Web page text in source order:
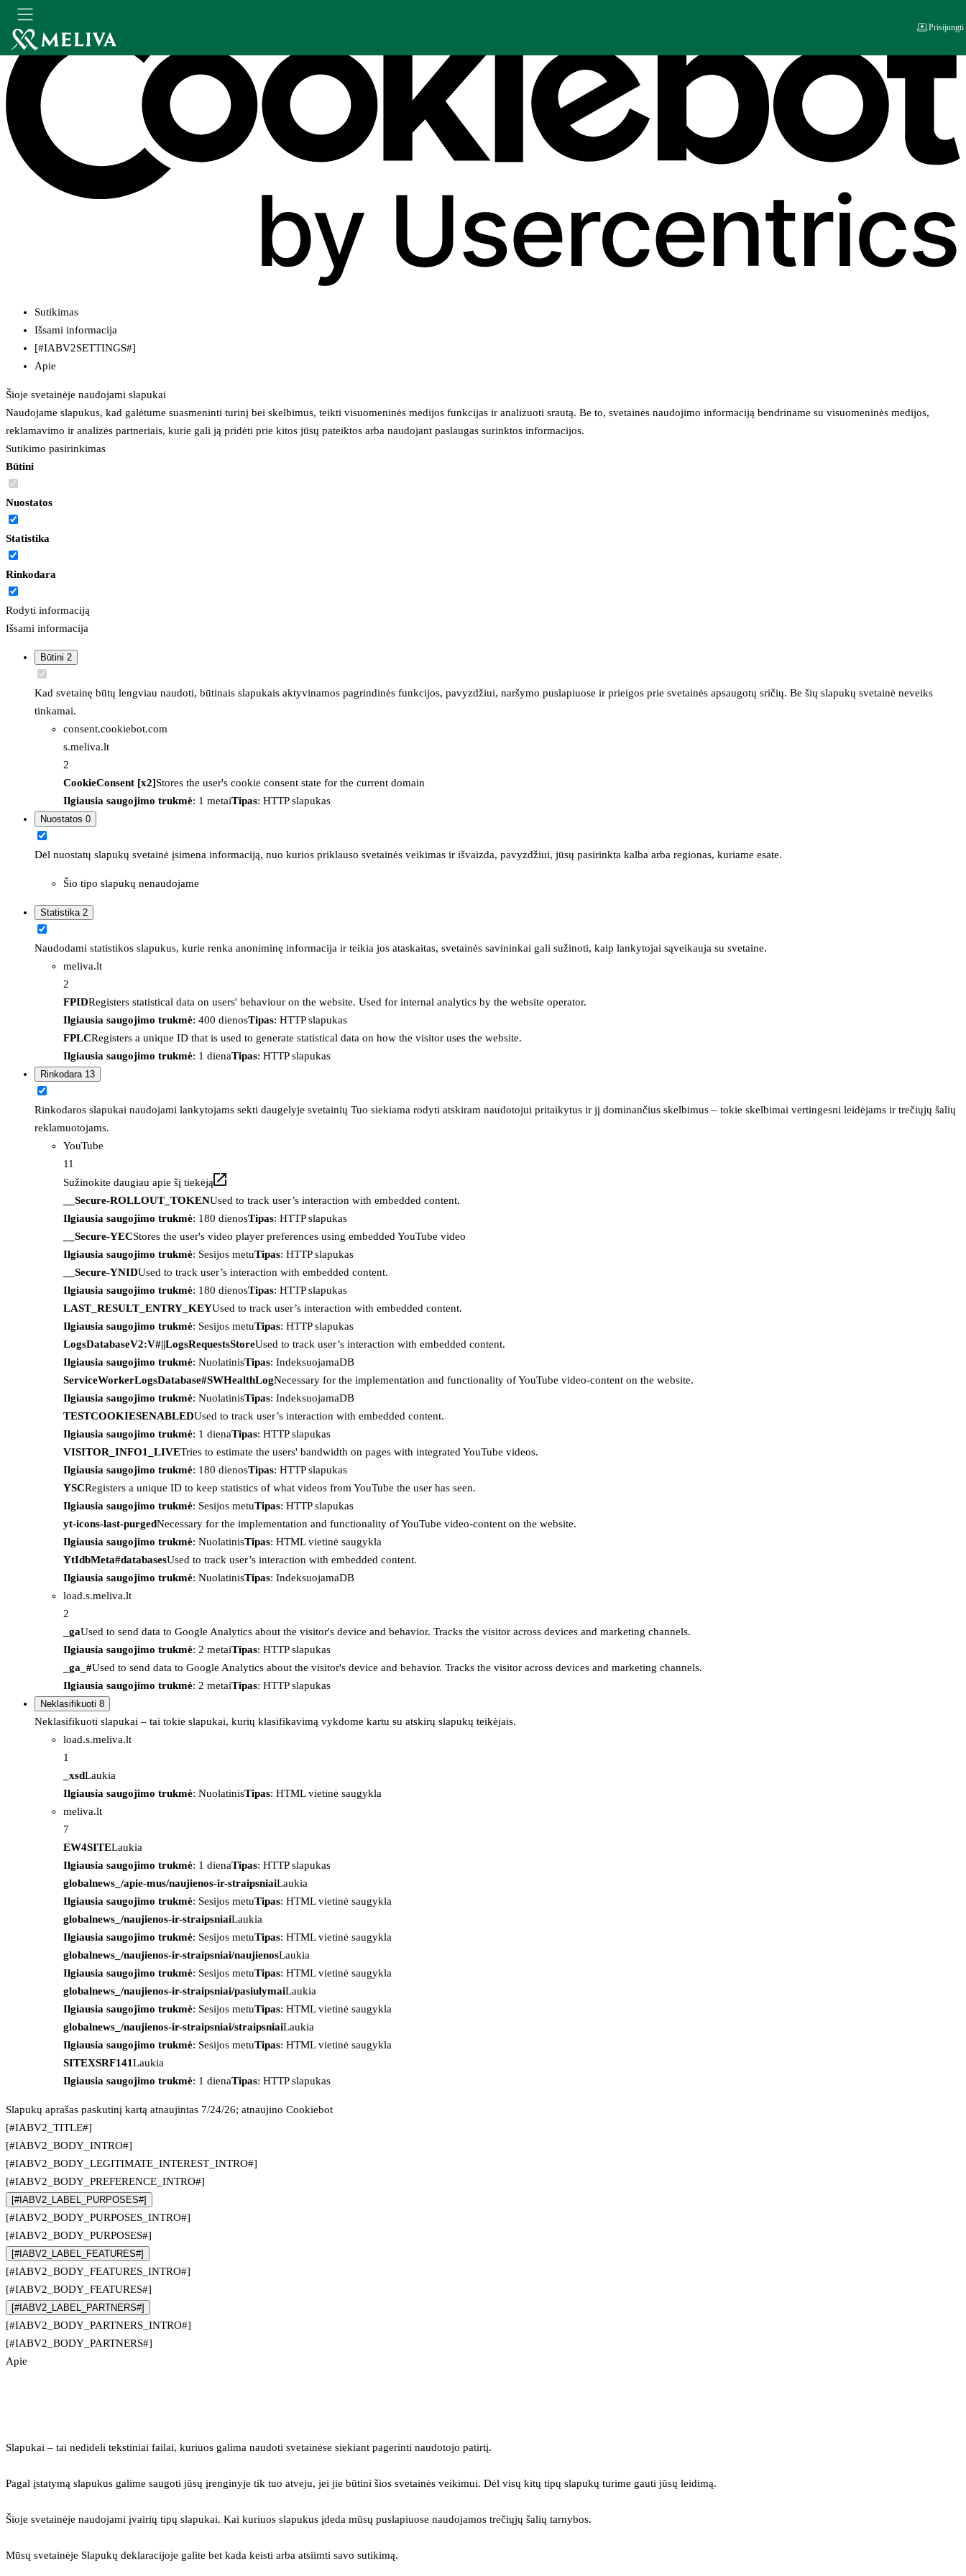
Sutikimas
Išsami informacija
[#IABV2SETTINGS#]
Apie
Šioje svetainėje naudojami slapukai
Naudojame slapukus, kad galėtume suasmeninti turinį bei skelbimus, teikti visuomeninės medijos funkcijas ir analizuoti srautą. Be to, svetainės naudojimo informaciją bendriname su visuomeninės medijos,
reklamavimo ir analizės partneriais, kurie gali ją pridėti prie kitos jūsų pateiktos arba naudojant paslaugas surinktos informacijos.
Sutikimo pasirinkimas
Būtini
Nuostatos
Statistika
Rinkodara
Rodyti informaciją
Išsami informacija
Būtini 2
Kad svetainę būtų lengviau naudoti, būtinais slapukais aktyvinamos pagrindinės funkcijos, pavyzdžiui, naršymo puslapiuose ir prieigos prie svetainės apsaugotų sričių. Be šių slapukų svetainė neveiks
tinkamai.
consent.cookiebot.com
s.meliva.lt
2
CookieConsent [x2]Stores the user's cookie consent state for the current domain
Ilgiausia saugojimo trukmė: 1 metaiTipas: HTTP slapukas
Nuostatos 0
Dėl nuostatų slapukų svetainė įsimena informaciją, nuo kurios priklauso svetainės veikimas ir išvaizda, pavyzdžiui, jūsų pasirinkta kalba arba regionas, kuriame esate.
Šio tipo slapukų nenaudojame
Statistika 2
Naudodami statistikos slapukus, kurie renka anoniminę informacija ir teikia jos ataskaitas, svetainės savininkai gali sužinoti, kaip lankytojai sąveikauja su svetaine.
meliva.lt
2
FPIDRegisters statistical data on users' behaviour on the website. Used for internal analytics by the website operator.
Ilgiausia saugojimo trukmė: 400 dienosTipas: HTTP slapukas
FPLCRegisters a unique ID that is used to generate statistical data on how the visitor uses the website.
Ilgiausia saugojimo trukmė: 1 dienaTipas: HTTP slapukas
Rinkodara 13
Rinkodaros slapukai naudojami lankytojams sekti daugelyje svetainių Tuo siekiama rodyti atskiram naudotojui pritaikytus ir jį dominančius skelbimus – tokie skelbimai vertingesni leidėjams ir trečiųjų šalių
reklamuotojams.
YouTube
11
Sužinokite daugiau apie šį tiekėją
__Secure-ROLLOUT_TOKENUsed to track user’s interaction with embedded content.
Ilgiausia saugojimo trukmė: 180 dienosTipas: HTTP slapukas
__Secure-YECStores the user's video player preferences using embedded YouTube video
Ilgiausia saugojimo trukmė: Sesijos metuTipas: HTTP slapukas
__Secure-YNIDUsed to track user’s interaction with embedded content.
Ilgiausia saugojimo trukmė: 180 dienosTipas: HTTP slapukas
LAST_RESULT_ENTRY_KEYUsed to track user’s interaction with embedded content.
Ilgiausia saugojimo trukmė: Sesijos metuTipas: HTTP slapukas
LogsDatabaseV2:V#||LogsRequestsStoreUsed to track user’s interaction with embedded content.
Ilgiausia saugojimo trukmė: NuolatinisTipas: IndeksuojamaDB
ServiceWorkerLogsDatabase#SWHealthLogNecessary for the implementation and functionality of YouTube video-content on the website.
Ilgiausia saugojimo trukmė: NuolatinisTipas: IndeksuojamaDB
TESTCOOKIESENABLEDUsed to track user’s interaction with embedded content.
Ilgiausia saugojimo trukmė: 1 dienaTipas: HTTP slapukas
VISITOR_INFO1_LIVETries to estimate the users' bandwidth on pages with integrated YouTube videos.
Ilgiausia saugojimo trukmė: 180 dienosTipas: HTTP slapukas
YSCRegisters a unique ID to keep statistics of what videos from YouTube the user has seen.
Ilgiausia saugojimo trukmė: Sesijos metuTipas: HTTP slapukas
yt-icons-last-purgedNecessary for the implementation and functionality of YouTube video-content on the website.
Ilgiausia saugojimo trukmė: NuolatinisTipas: HTML vietinė saugykla
YtIdbMeta#databasesUsed to track user’s interaction with embedded content.
Ilgiausia saugojimo trukmė: NuolatinisTipas: IndeksuojamaDB
load.s.meliva.lt
2
_gaUsed to send data to Google Analytics about the visitor's device and behavior. Tracks the visitor across devices and marketing channels.
Ilgiausia saugojimo trukmė: 2 metaiTipas: HTTP slapukas
_ga_#Used to send data to Google Analytics about the visitor's device and behavior. Tracks the visitor across devices and marketing channels.
Ilgiausia saugojimo trukmė: 2 metaiTipas: HTTP slapukas
Neklasifikuoti 8
Neklasifikuoti slapukai – tai tokie slapukai, kurių klasifikavimą vykdome kartu su atskirų slapukų teikėjais.
load.s.meliva.lt
1
_xsdLaukia
Ilgiausia saugojimo trukmė: NuolatinisTipas: HTML vietinė saugykla
meliva.lt
7
EW4SITELaukia
Ilgiausia saugojimo trukmė: 1 dienaTipas: HTTP slapukas
globalnews_/apie-mus/naujienos-ir-straipsniaiLaukia
Ilgiausia saugojimo trukmė: Sesijos metuTipas: HTML vietinė saugykla
globalnews_/naujienos-ir-straipsniaiLaukia
Ilgiausia saugojimo trukmė: Sesijos metuTipas: HTML vietinė saugykla
globalnews_/naujienos-ir-straipsniai/naujienosLaukia
Ilgiausia saugojimo trukmė: Sesijos metuTipas: HTML vietinė saugykla
globalnews_/naujienos-ir-straipsniai/pasiulymaiLaukia
Ilgiausia saugojimo trukmė: Sesijos metuTipas: HTML vietinė saugykla
globalnews_/naujienos-ir-straipsniai/straipsniaiLaukia
Ilgiausia saugojimo trukmė: Sesijos metuTipas: HTML vietinė saugykla
SITEXSRF141Laukia
Ilgiausia saugojimo trukmė: 1 dienaTipas: HTTP slapukas
Slapukų aprašas paskutinį kartą atnaujintas 7/24/26; atnaujino Cookiebot
[#IABV2_TITLE#]
[#IABV2_BODY_INTRO#]
[#IABV2_BODY_LEGITIMATE_INTEREST_INTRO#]
[#IABV2_BODY_PREFERENCE_INTRO#]
[#IABV2_LABEL_PURPOSES#]
[#IABV2_BODY_PURPOSES_INTRO#]
[#IABV2_BODY_PURPOSES#]
[#IABV2_LABEL_FEATURES#]
[#IABV2_BODY_FEATURES_INTRO#]
[#IABV2_BODY_FEATURES#]
[#IABV2_LABEL_PARTNERS#]
[#IABV2_BODY_PARTNERS_INTRO#]
[#IABV2_BODY_PARTNERS#]
Apie
Slapukai – tai nedideli tekstiniai failai, kuriuos galima naudoti svetainėse siekiant pagerinti naudotojo patirtį.
Pagal įstatymą slapukus galime saugoti jūsų įrenginyje tik tuo atveju, jei jie būtini šios svetainės veikimui. Dėl visų kitų tipų slapukų turime gauti jūsų leidimą.
Šioje svetainėje naudojami įvairių tipų slapukai. Kai kuriuos slapukus įdeda mūsų puslapiuose naudojamos trečiųjų šalių tarnybos.
Mūsų svetainėje Slapukų deklaracijoje galite bet kada keisti arba atsiimti savo sutikimą.
Prisijungti